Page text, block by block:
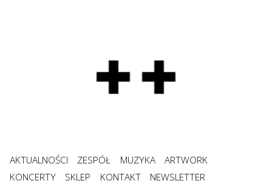
AKTUALNOŚCI ZESPÓŁ MUZYKA
ARTWORK
KONCERTY
SKLEP KONTAKT NEWSLETTER